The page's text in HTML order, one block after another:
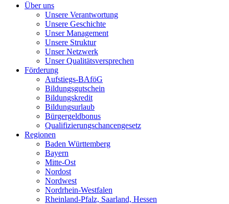
Über uns
Unsere Verantwortung
Unsere Geschichte
Unser Management
Unsere Struktur
Unser Netzwerk
Unser Qualitätsversprechen
Förderung
Aufstiegs-BAföG
Bildungsgutschein
Bildungskredit
Bildungsurlaub
Bürgergeldbonus
Qualifizierungschancengesetz
Regionen
Baden Württemberg
Bayern
Mitte-Ost
Nordost
Nordwest
Nordrhein-Westfalen
Rheinland-Pfalz, Saarland, Hessen